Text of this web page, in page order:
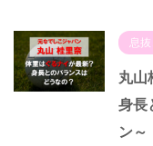
息
丸山
身長
ン～